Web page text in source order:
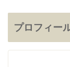
プロフィー